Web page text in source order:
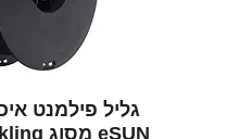
תצוגה
גליל פילמנט